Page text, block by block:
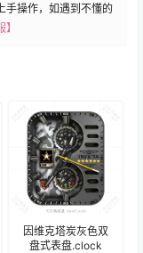
手操作，如遇到不懂的
因维克塔炭灰色双
盘式表盘.clock